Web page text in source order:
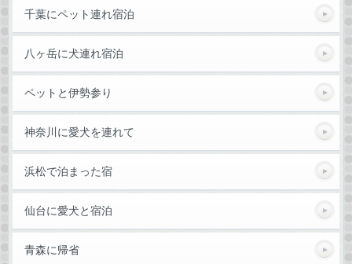
千葉にペット連れ宿泊
八ヶ岳に犬連れ宿泊
ペットと伊勢参り
神奈川に愛犬を連れて
浜松で泊まった宿
仙台に愛犬と宿泊
青森に帰省